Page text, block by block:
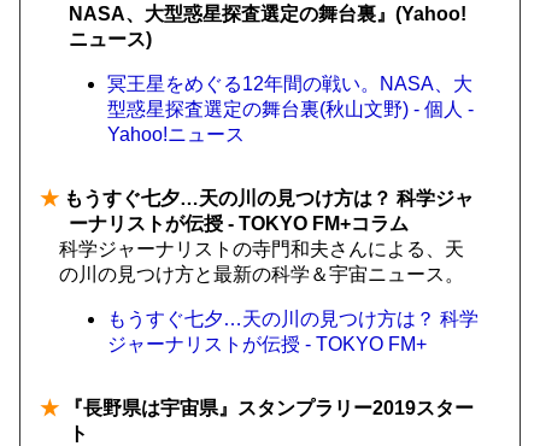
NASA、大型惑星探査選定の舞台裏』(Yahoo!
ニュース)
冥王星をめぐる12年間の戦い。NASA、大
型惑星探査選定の舞台裏(秋山文野) - 個人 -
Yahoo!ニュース
★ もうすぐ七夕…天の川の見つけ方は？ 科学ジャ
ーナリストが伝授 - TOKYO FM+コラム
科学ジャーナリストの寺門和夫さんによる、天
の川の見つけ方と最新の科学＆宇宙ニュース。
もうすぐ七夕…天の川の見つけ方は？ 科学
ジャーナリストが伝授 - TOKYO FM+
★ 『長野県は宇宙県』スタンプラリー2019スター
ト